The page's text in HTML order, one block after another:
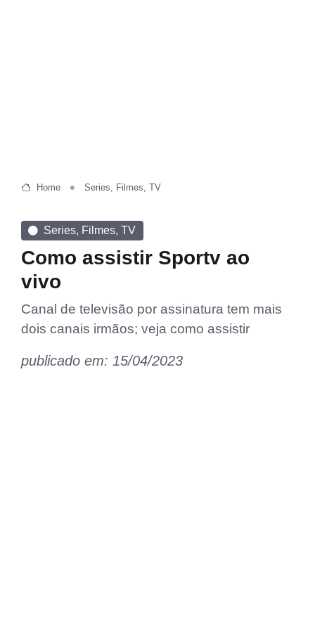
Home Series, Filmes, TV
Series, Filmes, TV
Como assistir Sportv ao
vivo
Canal de televisão por assinatura tem mais
dois canais irmãos; veja como assistir
publicado em: 15/04/2023